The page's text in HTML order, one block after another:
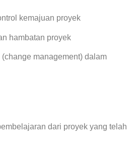
kemajuan proyek
hambatan proyek
management) dalam
dari proyek yang telah